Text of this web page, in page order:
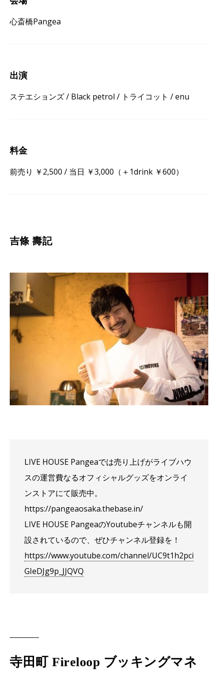
心斎橋Pangea
出演
ステエションズ / Black petrol / トライコット / enu
料金
前売り ￥2,500 / 当日 ￥3,000（＋1drink ￥600）
吉條 壽記
LIVE HOUSE Pangeaでは売り上げがライブハウ
スの運営費なるオフィシャルグッズをオンライ
ンストアにて販売中。
https://pangeaosaka.thebase.in/
LIVE HOUSE PangeaのYoutubeチャンネルも開
設されているので、ぜひチャンネル登録を！
https://www.youtube.com/channel/UC9t1h2pci
GIeDJg9p_JJQVQ
寺田町 Fireloop ブッキングマネ